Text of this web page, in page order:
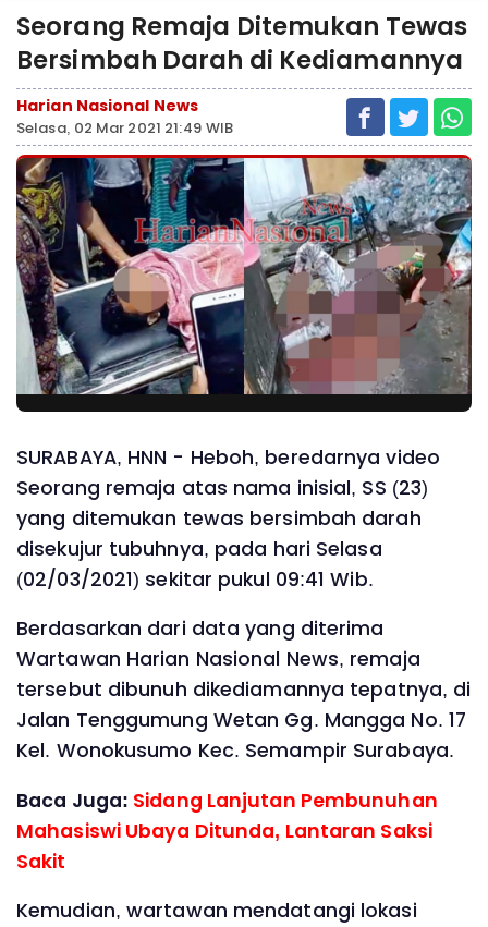
Seorang Remaja Ditemukan Tewas
Bersimbah Darah di Kediamannya
Harian Nasional News
Selasa, 02 Mar 2021 21:49 WIB
SURABAYA, HNN - Heboh, beredarnya video
Seorang remaja atas nama inisial, SS (23)
yang ditemukan tewas bersimbah darah
disekujur tubuhnya, pada hari Selasa
(02/03/2021) sekitar pukul 09:41 Wib.
Berdasarkan dari data yang diterima
Wartawan Harian Nasional News, remaja
tersebut dibunuh dikediamannya tepatnya, di
Jalan Tenggumung Wetan Gg. Mangga No. 17
Kel. Wonokusumo Kec. Semampir Surabaya.
Baca Juga: Sidang Lanjutan Pembunuhan
Mahasiswi Ubaya Ditunda, Lantaran Saksi
Sakit
Kemudian, wartawan mendatangi lokasi